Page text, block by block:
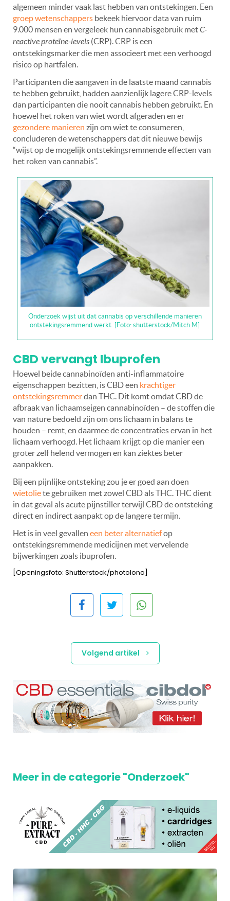
algemeen minder vaak last hebben van ontstekingen. Een
groep wetenschappers bekeek hiervoor data van ruim
9.000 mensen en vergeleek hun cannabisgebruik metC-
reactive proteïne-levels (CRP). CRP is een
ontstekingsmarker die men associeert met een verhoogd
risico op hartfalen.
Participanten die aangaven in de laatste maand cannabis
te hebben gebruikt, hadden aanzienlijk lagere CRP-levels
dan participanten die nooit cannabis hebben gebruikt. En
hoewel het roken van wiet wordt afgeraden en er
gezondere manieren zijn om wiet te consumeren,
concluderen de wetenschappers dat dit nieuwe bewijs
“wijst op de mogelijk ontstekingsremmende effecten van
het roken van cannabis”.
Onderzoek wijst uit dat cannabis op verschillende manieren
ontstekingsremmend werkt. [Foto: shutterstock/Mitch M]
CBD vervangt Ibuprofen
Hoewel beide cannabinoïden anti-inflammatoire
eigenschappen bezitten, is CBD een krachtiger
ontstekingsremmerdan THC. Dit komt omdat CBD de
afbraak van lichaamseigen cannabinoïden – de stoffen die
van nature bedoeld zijn om ons lichaam in balans te
houden – remt, en daarmee de concentraties ervan in het
lichaam verhoogd. Het lichaam krijgt op die manier een
groter zelf helend vermogen en kan ziektes beter
aanpakken.
Bij een pijnlijke ontsteking zou je er goed aan doen
wietoliete gebruiken met zowel CBD als THC. THC dient
in dat geval als acute pijnstiller terwijl CBD de ontsteking
direct en indirect aanpakt op de langere termijn.
Het is in veel gevallen een beter alternatiefop
ontstekingsremmende medicijnen met vervelende
bijwerkingen zoals ibuprofen.
[Openingsfoto: Shutterstock/photolona]
Volgend artikel
Meer in de categorie "Onderzoek"